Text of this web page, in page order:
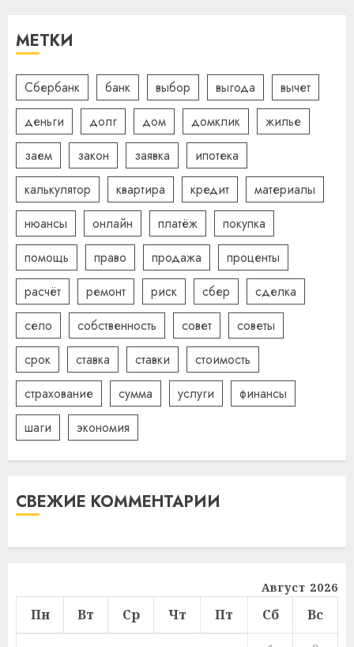
МЕТКИ
Сбербанк банк выбор выгода
вычет
деньги
долг дом домклик
жилье
заем
закон заявка
ипотека
калькулятор
квартира кредит
материалы
нюансы
онлайн платёж
покупка
помощь
право продажа
проценты
расчёт
ремонт риск сбер
сделка
село
собственность совет
советы
срок
ставка ставки
стоимость
страхование
сумма услуги
финансы
шаги
экономия
СВЕЖИЕ КОММЕНТАРИИ
Август 2026
Пн Вт Ср Чт Пт Сб
Вс